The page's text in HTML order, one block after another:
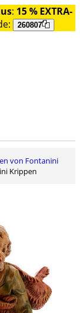
: 15 % EXTRA-
260807
von Fontanini
Krippen